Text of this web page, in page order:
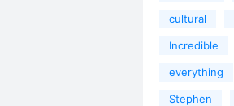
cultural
Incredible
everything
Stephen